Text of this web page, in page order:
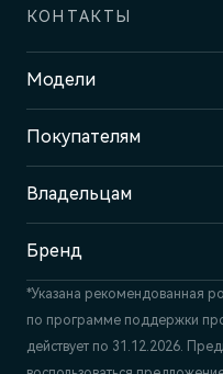
КОНТАКТЫ
Адрес
Пермь, ш.
Отдел продаж и сервиса
+7 (342) 250-23-25
Модели
Покупателям
Владельцам
Бренд
*Указана рекомендованная
по программе поддержки
действует по 31.12.2026.